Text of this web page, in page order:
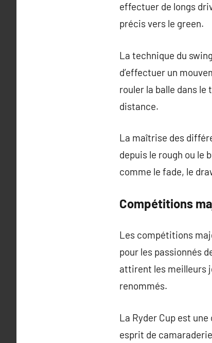
effectuer de longs
précis vers le green.
La technique du
d’effectuer un
rouler la balle dans
distance.
La maîtrise des
depuis le rough ou le
comme le fade, le
Compétitions
Les compétitions
pour les passionnés
attirent les meilleurs
renommés.
La Ryder Cup est
esprit de